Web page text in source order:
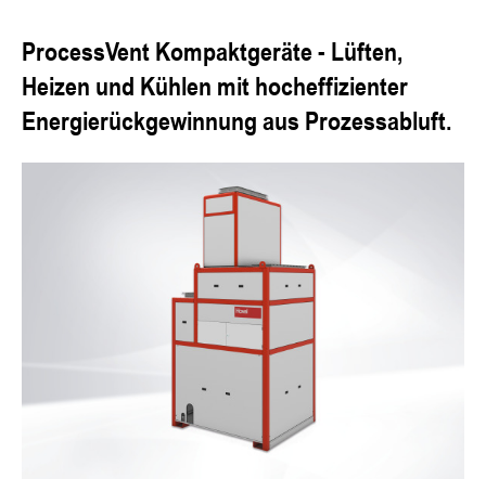
ProcessVent Kompaktgeräte - Lüften,
Heizen und Kühlen mit hocheffizienter
Energierückgewinnung aus Prozessabluft.